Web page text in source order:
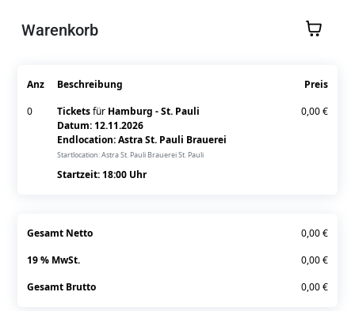
Warenkorb
Anz Beschreibung
Preis
0
Ticketsfür Hamburg - St. Pauli
Datum: 12.11.2026
Endlocation: Astra St. Pauli Brauerei
Startlocation: Astra St. Pauli Brauerei St. Pauli
Startzeit:18:00Uhr
0,00 €
Gesamt Netto
0,00 €
19 % MwSt.
0,00 €
Gesamt Brutto
0,00 €